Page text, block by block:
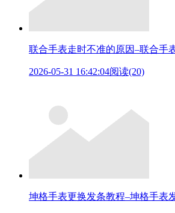
联合手表走时不准的原因–联合手
2026-05-31 16:42:04阅读(20)
坤格手表更换发条教程–坤格手表